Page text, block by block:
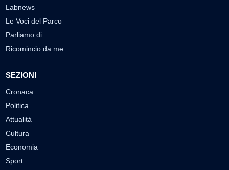
Labnews
Le Voci del Parco
Parliamo di…
Ricomincio da me
SEZIONI
Cronaca
Politica
Attualità
Cultura
Economia
Sport